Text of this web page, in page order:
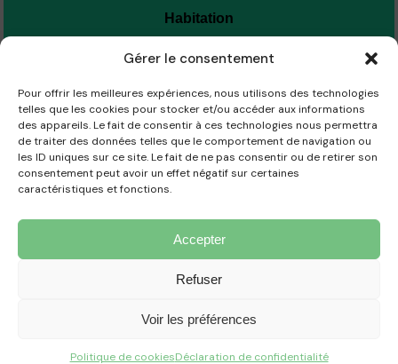
Gérer le consentement
Pour offrir les meilleures expériences, nous utilisons des technologies
telles que les cookies pour stocker et/ou accéder aux informations
des appareils. Le fait de consentir à ces technologies nous permettra
de traiter des données telles que le comportement de navigation ou
les ID uniques sur ce site. Le fait de ne pas consentir ou de retirer son
consentement peut avoir un effet négatif sur certaines
caractéristiques et fonctions.
Accepter
Refuser
Voir les préférences
Politique de cookiesDéclaration de confidentialité
Habitation
INFO@SOUMISSIONASSURANCE.COM
418-265-2410.